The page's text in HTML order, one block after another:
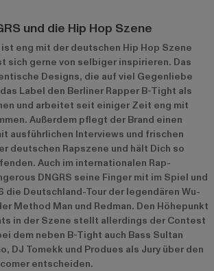
und die Hip Hop Szene
ist eng mit der deutschen Hip Hop Szene
sich gerne von selbiger inspirieren. Das
Designs, die auf viel Gegenliebe
Label den Berliner Rapper B-Tight als
und arbeitet seit einiger Zeit eng mit
Außerdem pflegt der Brand einen
ausführlichen Interviews und frischen
deutschen Rapszene und hält Dich so
Auch im internationalen Rap-
DNGRS seine Finger mit im Spiel und
die Deutschland-Tour der legendären Wu-
Method Man und Redman. Den Höhepunkt
in der Szene stellt allerdings der Contest
dem neben B-Tight auch Bass Sultan
DJ Tomekk und Produes als Jury über den
entscheiden.